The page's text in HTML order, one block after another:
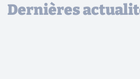
Dernières